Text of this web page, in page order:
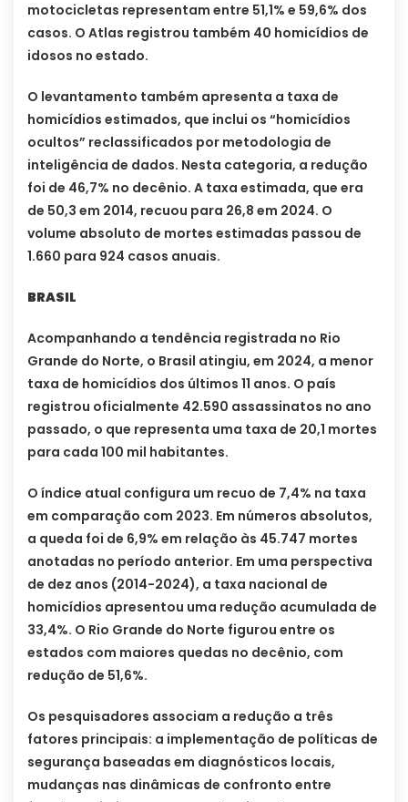
motocicletas representam entre 51,1% e 59,6% dos
casos. O Atlas registrou também 40 homicídios de
idosos no estado.
O levantamento também apresenta a taxa de
homicídios estimados, que inclui os “homicídios
ocultos” reclassificados por metodologia de
inteligência de dados. Nesta categoria, a redução
foi de 46,7% no decênio. A taxa estimada, que era
de 50,3 em 2014, recuou para 26,8 em 2024. O
volume absoluto de mortes estimadas passou de
1.660 para 924 casos anuais.
BRASIL
Acompanhando a tendência registrada no Rio
Grande do Norte, o Brasil atingiu, em 2024, a menor
taxa de homicídios dos últimos 11 anos. O país
registrou oficialmente 42.590 assassinatos no ano
passado, o que representa uma taxa de 20,1 mortes
para cada 100 mil habitantes.
O índice atual configura um recuo de 7,4% na taxa
em comparação com 2023. Em números absolutos,
a queda foi de 6,9% em relação às 45.747 mortes
anotadas no período anterior. Em uma perspectiva
de dez anos (2014-2024), a taxa nacional de
homicídios apresentou uma redução acumulada de
33,4%. O Rio Grande do Norte figurou entre os
estados com maiores quedas no decênio, com
redução de 51,6%.
Os pesquisadores associam a redução a três
fatores principais: a implementação de políticas de
segurança baseadas em diagnósticos locais,
mudanças nas dinâmicas de confronto entre